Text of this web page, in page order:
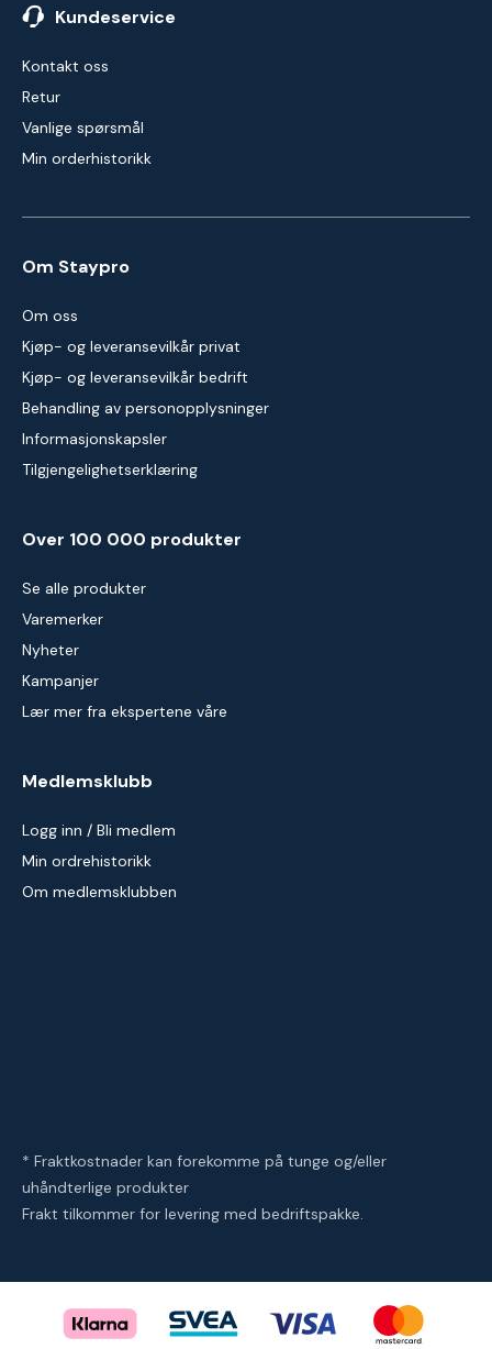
Kundeservice
Kontakt oss
Retur
Vanlige spørsmål
Min orderhistorikk
Om Staypro
Om oss
Kjøp- og leveransevilkår privat
Kjøp- og leveransevilkår bedrift
Behandling av personopplysninger
Informasjonskapsler
Tilgjengelighetserklæring
Over 100 000 produkter
Se alle produkter
Varemerker
Nyheter
Kampanjer
Lær mer fra ekspertene våre
Medlemsklubb
Logg inn / Bli medlem
Min ordrehistorikk
Om medlemsklubben
* Fraktkostnader kan forekomme på tunge og/eller
uhåndterlige produkter
Frakt tilkommer for levering med bedriftspakke.